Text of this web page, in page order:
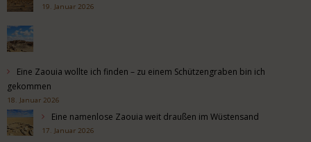
19. Januar 2026
Eine Zaouia wollte ich finden – zu einem Schützengraben bin ich
gekommen
18. Januar 2026
Eine namenlose Zaouia weit draußen im Wüstensand
17. Januar 2026